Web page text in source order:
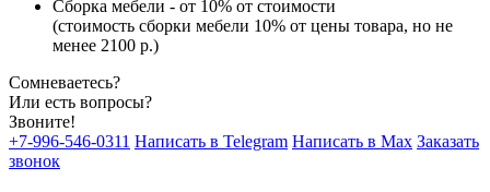
Сборка мебели - от 10% от стоимости
(стоимость сборки мебели 10% от цены товара, но не
менее 2100 р.)
Сомневаетесь?
Или есть вопросы?
Звоните!
+7-996-546-0311 Написать в Telegram Написать в Max Заказать
звонок